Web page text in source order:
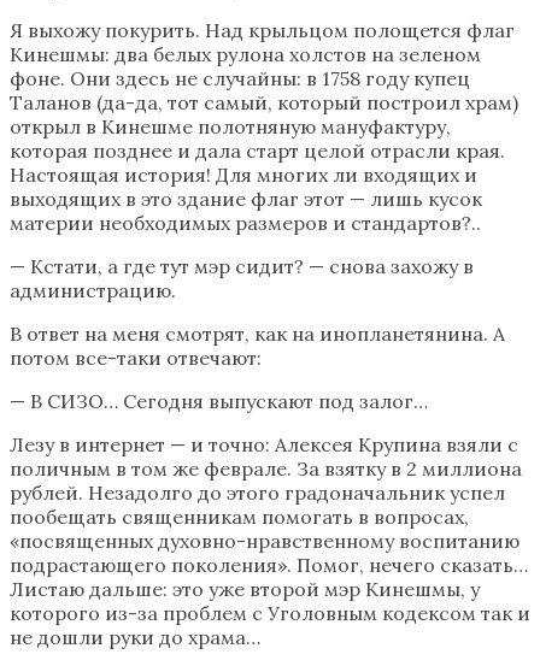
Я выхожу покурить. Над крыльцом полощется флаг
Кинешмы: два белых рулона холстов на зеленом
фоне. Они здесь не случайны: в 1758 году купец
Таланов (да-да, тот самый, который построил храм)
открыл в Кинешме полотняную мануфактуру,
которая позднее и дала старт целой отрасли края.
Настоящая история! Для многих ли входящих и
выходящих в это здание флаг этот — лишь кусок
материи необходимых размеров и стандартов?..
— Кстати, а где тут мэр сидит? — снова захожу в
администрацию.
В ответ на меня смотрят, как на инопланетянина. А
потом все-таки отвечают:
— В СИЗО… Сегодня выпускают под залог…
Лезу в интернет — и точно: Алексея Крупина взяли с
поличным в том же феврале. За взятку в 2 миллиона
рублей. Незадолго до этого градоначальник успел
пообещать священникам помогать в вопросах,
«посвященных духовно-нравственному воспитанию
подрастающего поколения». Помог, нечего сказать…
Листаю дальше: это уже второй мэр Кинешмы, у
которого из-за проблем с Уголовным кодексом так и
не дошли руки до храма…